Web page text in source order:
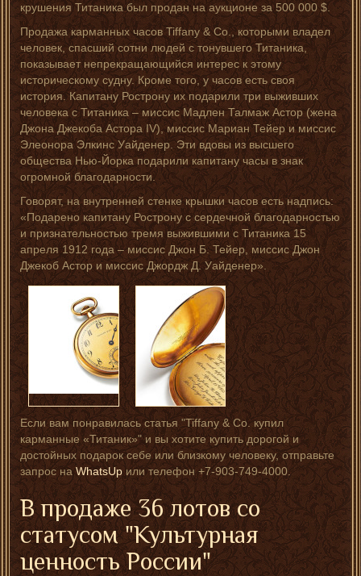
крушения Титаника был продан на аукционе за 500 000 $.
Продажа карманных часов Tiffany & Co., которыми владел
человек, спасший сотни людей с тонувшего Титаника,
показывает непрекращающийся интерес к этому
историческому судну. Кроме того, у часов есть своя
история. Капитану Рострону их подарили три выживших
человека с Титаника – миссис Мадлен Талмаж Астор (жена
Джона Джекоба Астора IV), миссис Мариан Тейер и миссис
Элеонора Элкинс Уайденер. Эти вдовы из высшего
общества Нью-Йорка подарили капитану часы в знак
огромной благодарности.
Говорят, на внутренней стенке крышки часов есть надпись:
«Подарено капитану Рострону с сердечной благодарностью
и признательностью тремя выжившими с Титаника 15
апреля 1912 года – миссис Джон Б. Тейер, миссис Джон
Джекоб Астор и миссис Джордж Д. Уайденер».
Если вам понравилась статья "Tiffany & Co. купил
карманные «Титаник»" и вы хотите купить дорогой и
достойных подарок себе или близкому человеку, отправьте
запрос наWhatsUpили телефон +7-903-749-4000.
В продаже 36 лотов со
статусом "Культурная
ценность России"